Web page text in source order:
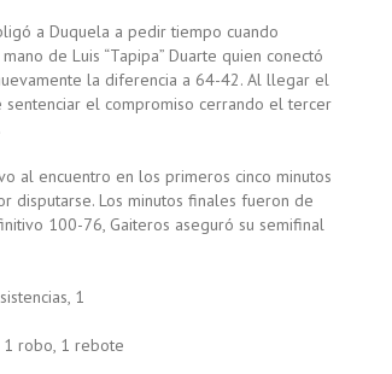
a Duquela a pedir tiempo cuando
de Luis “Tapipa” Duarte quien conectó
la diferencia a 64-42. Al llegar el
el compromiso cerrando el tercer
al encuentro en los primeros cinco minutos
disputarse. Los minutos finales fueron de
100-76, Gaiteros aseguró su semifinal
1
1 robo, 1 rebote